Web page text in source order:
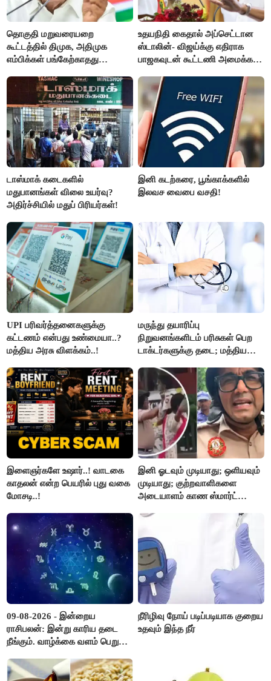
தொகுதி மறுவரையறை
கூட்டத்தில் திமுக, அதிமுக
எம்பிக்கள் பங்கேற்காதது
உதயநிதி கைதால் அப்செட்டான
ஸ்டாலின்- விஜய்க்கு எதிராக
பாஜகவுடன் கூட்டணி அமைக்க
டாஸ்மாக் கடைகளில்
மதுபானங்கள் விலை உயர்வு?
அதிர்ச்சியில் மதுப் பிரியர்கள்!
இனி கடற்கரை, பூங்காக்களில்
இலவச வைபை வசதி!
UPI பரிவர்த்தனைகளுக்கு
கட்டணம் என்பது உண்மையா..?
மத்திய அரசு விளக்கம்..!
மருந்து தயாரிப்பு
நிறுவனங்களிடம் பரிசுகள் பெற
டாக்டர்களுக்கு தடை; மத்திய
இளைஞர்களே உஷார்..! வாடகை
காதலன் என்ற பெயரில் புது வகை
மோசடி..!
இனி ஓடவும் முடியாது; ஒளியவும்
முடியாது; குற்றவாளிகளை
அடையாளம் காண ஸ்மார்ட்
09-08-2026 - இன்றைய
ராசிபலன்: இன்று காரிய தடை
நீங்கும். வாழ்க்கை வளம் பெறும்.
எடைபோடுவது நல்லது..!
நீரிழிவு நோய் படிப்படியாக குறைய
உதவும் இந்த நீர்